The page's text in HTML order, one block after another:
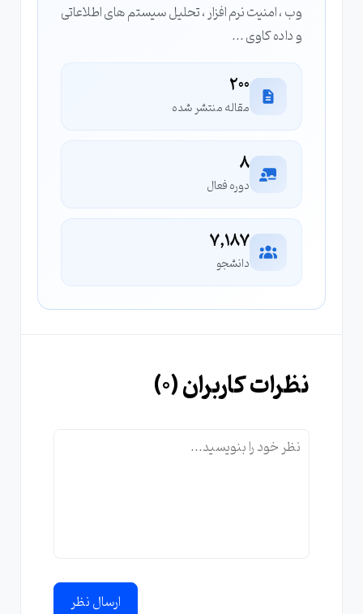
وب ، امنیت نرم افزار ، تحلیل سیستم های اطلاعاتی
و داده کاوی ...
200
مقاله منتشر شده
8
دوره فعال
7,187
دانشجو
نظرات کاربران (0
)
ارسال نظر